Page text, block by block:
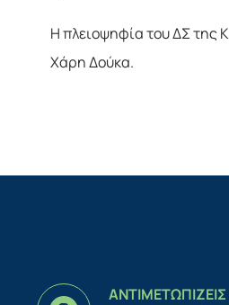
Η πλειοψηφία του ΔΣ της
Χάρη Δούκα.